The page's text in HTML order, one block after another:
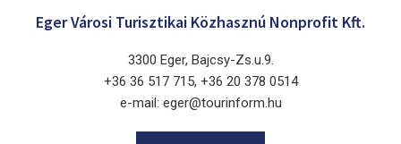
Eger Városi Turisztikai Közhasznú Nonprofit Kft.
3300 Eger, Bajcsy-Zs.u.9.
+36 36 517 715, +36 20 378 0514
e-mail: eger@tourinform.hu